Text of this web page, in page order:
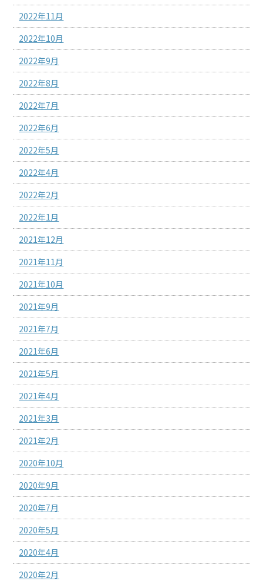
2022年11月
2022年10月
2022年9月
2022年8月
2022年7月
2022年6月
2022年5月
2022年4月
2022年2月
2022年1月
2021年12月
2021年11月
2021年10月
2021年9月
2021年7月
2021年6月
2021年5月
2021年4月
2021年3月
2021年2月
2020年10月
2020年9月
2020年7月
2020年5月
2020年4月
2020年2月